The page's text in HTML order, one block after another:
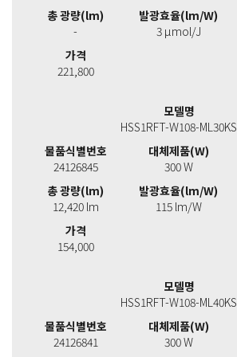
총 광량(lm)
-
발광효율(lm/W)
3 μmol/J
가격
221,800
모델명
HSS1RFT-W108-ML30KS
물품식별번호
24126845
대체제품(W)
300 W
총 광량(lm)
12,420 lm
발광효율(lm/W)
115 lm/W
가격
154,000
모델명
HSS1RFT-W108-ML40KS
물품식별번호
24126841
대체제품(W)
300 W